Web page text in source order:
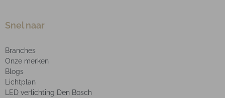
Snel naar
Branches
Onze merken
Blogs
Lichtplan
LED verlichting Den Bosch